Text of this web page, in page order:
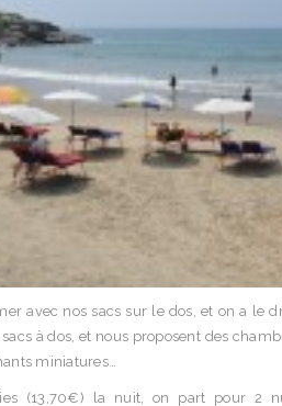
avec nos sacs sur le dos, et on a le
à dos, et nous proposent des
miniatures…
(13,70€) la nuit, on part pour 2